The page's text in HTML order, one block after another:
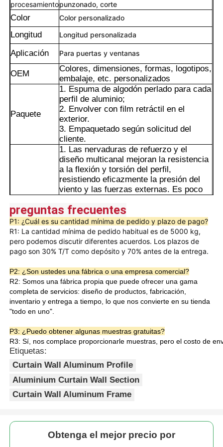
Acerca de nosotros
Visita a la fábrica
Control de calidad
Contáctenos
Noticias
Solicitar una cotización
Perfiles de cocina de aluminio
procesamientopunzonado, corte
Color Color personalizado
Longitud Longitud personalizada
Aplicación Para puertas y ventanas
OEM
Colores, dimensiones, formas, logotipos,
embalaje, etc. personalizados
Paquete
1. Espuma de algodón perlado para cada
perfil de aluminio;
2. Envolver con film retráctil en el
exterior.
3. Empaquetado según solicitud del
cliente.
Ventajas
1. Las nervaduras de refuerzo y el
diseño multicanal mejoran la resistencia
a la flexión y torsión del perfil,
resistiendo eficazmente la presión del
viento y las fuerzas externas. Es poco
largo período de uso y es adecuado para
su uso como marco principal de puertas
y ventanas o como componentes de
muros cortina.
2. Las ranuras escalonadas en ambos
con las tiras de goma y los componentes
de hardware, formando múltiples líneas
de sellado. Esto mejora
significativamente las propiedades de
aire.
3. El diseño de la ranura es compatible
perforaciones adicionales. La instalación
es eficiente y conveniente para el
de componentes.
regeneración, lo que cumple con los
preguntas frecuentes
P1: ¿Cuál es su cantidad mínima de pedido y plazo de pago?
R1: La cantidad mínima de pedido habitual es de 5000 kg,
pero podemos discutir diferentes acuerdos. Los plazos de
pago son 30% T/T como depósito y 70% antes de la entrega.
P2: ¿Son ustedes una fábrica o una empresa comercial?
R2: Somos una fábrica propia que puede ofrecer una gama
completa de servicios: diseño de productos, fabricación,
inventario y entrega a tiempo, lo que nos convierte en su tienda
"todo en uno".
P3: ¿Puedo obtener algunas muestras gratuitas?
R3: Sí, nos complace proporcionarle muestras, pero el costo de
Etiquetas:
Curtain Wall Aluminum Profile
Aluminium Curtain Wall Section
Curtain Wall Aluminum Frame
Obtenga el mejor precio por